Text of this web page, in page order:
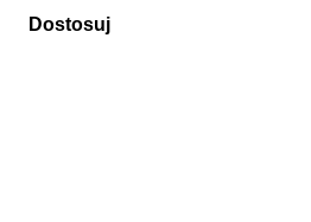
Adres dostawy
Dostosuj